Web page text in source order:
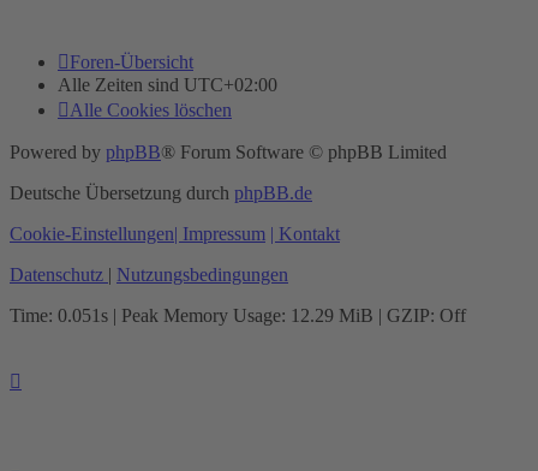
Foren-Übersicht
Alle Zeiten sind UTC+02:00
Alle Cookies löschen
Powered by phpBB® Forum Software © phpBB Limited
Deutsche Übersetzung durch phpBB.de
Cookie-Einstellungen| Impressum | Kontakt
Datenschutz | Nutzungsbedingungen
Time: 0.051s | Peak Memory Usage: 12.29 MiB | GZIP: Off